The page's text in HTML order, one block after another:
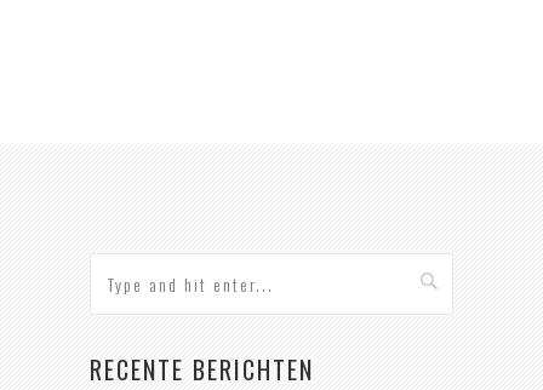
RECENTE BERICHTEN